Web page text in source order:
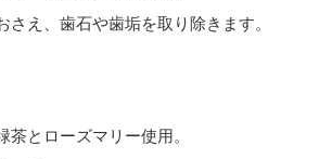
さえ、歯石や歯垢を取り除きます。
茶とローズマリー使用。